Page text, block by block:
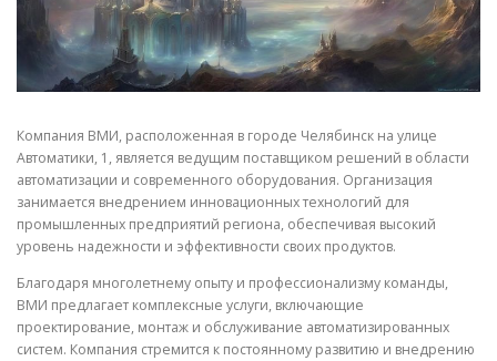
Компания ВМИ, расположенная в городе Челябинск на улице
Автоматики, 1, является ведущим поставщиком решений в области
автоматизации и современного оборудования. Организация
занимается внедрением инновационных технологий для
промышленных предприятий региона, обеспечивая высокий
уровень надежности и эффективности своих продуктов.
Благодаря многолетнему опыту и профессионализму команды,
ВМИ предлагает комплексные услуги, включающие
проектирование, монтаж и обслуживание автоматизированных
систем. Компания стремится к постоянному развитию и внедрению